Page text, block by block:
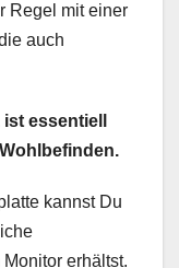
Regel mit einer
auch
essentiell
kannst Du
erhältst.